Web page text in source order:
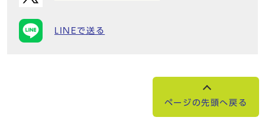
LINEで送る
ページの先頭へ戻る